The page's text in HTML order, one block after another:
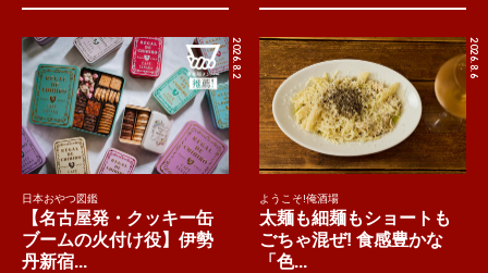
2026.8.2
日本おやつ図鑑
【名古屋発・クッキー缶
ブームの火付け役】伊勢
丹新宿...
2026.8.6
ようこそ!俺酒場
太麺も細麺もショートも
ごちゃ混ぜ! 食感豊かな
「色...